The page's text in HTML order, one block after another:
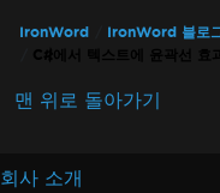
IronWord IronWord 블로
C#에서 텍스트에 윤곽선
맨 위로 돌아가기
회사 소개